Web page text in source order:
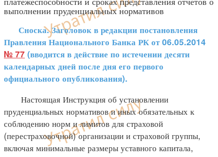
выполнении пруденциальных нормативов
Сноска. Заголовок в редакции постановления
Правления Национального Банка РК от 06.05.2014
№ 77 (вводится в действие по истечении десяти
календарных дней после дня его первого
официального опубликования).
Настоящая Инструкция об установлении
пруденциальных нормативов и иных обязательных к
соблюдению норм и лимитов для страховой
(перестраховочной) организации и страховой группы,
включая минимальные размеры уставного капитала,